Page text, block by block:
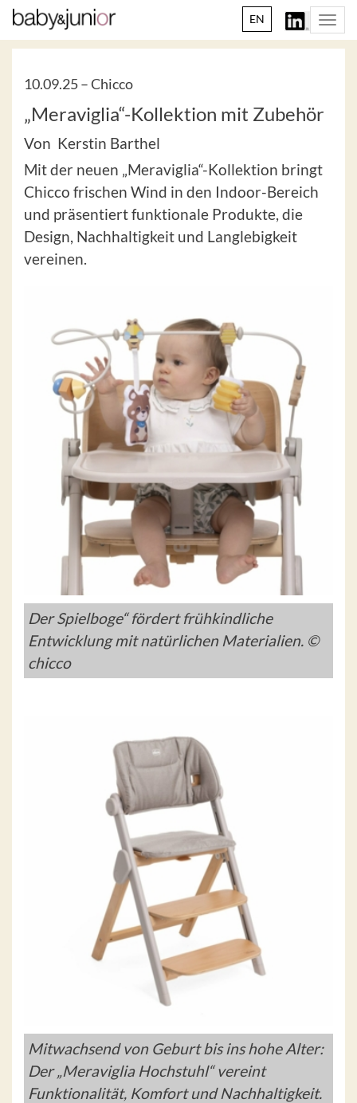
EN
10.09.25 –Chicco
„Meraviglia“-Kollektion mit Zubehör
Von Kerstin Barthel
Mit der neuen „Meraviglia“-Kollektion bringt
Chicco frischen Wind in den Indoor-Bereich
und präsentiert funktionale Produkte, die
Design, Nachhaltigkeit und Langlebigkeit
vereinen.
Der Spielboge“ fördert frühkindliche
Entwicklung mit natürlichen Materialien. ©
chicco
Mitwachsend von Geburt bis ins hohe Alter:
Der „Meraviglia Hochstuhl“ vereint
Funktionalität, Komfort und Nachhaltigkeit.